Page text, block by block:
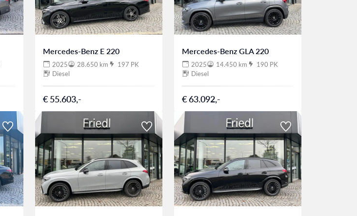
Mercedes-Benz E 220
2025 28.650 km
197 PK
Diesel
€ 55.603,-
Mercedes-Benz GLA 220
2025 14.450 km
190 PK
Diesel
€ 63.092,-